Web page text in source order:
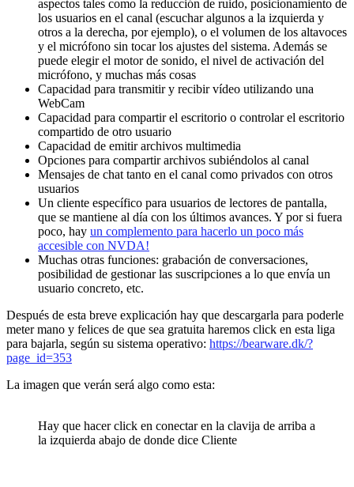
aspectos tales como la reducción de ruido, posicionamiento de
los usuarios en el canal (escuchar algunos a la izquierda y
otros a la derecha, por ejemplo), o el volumen de los altavoces
y el micrófono sin tocar los ajustes del sistema. Además se
puede elegir el motor de sonido, el nivel de activación del
micrófono, y muchas más cosas
Capacidad para transmitir y recibir vídeo utilizando una
WebCam
Capacidad para compartir el escritorio o controlar el escritorio
compartido de otro usuario
Capacidad de emitir archivos multimedia
Opciones para compartir archivos subiéndolos al canal
Mensajes de chat tanto en el canal como privados con otros
usuarios
Un cliente específico para usuarios de lectores de pantalla,
que se mantiene al día con los últimos avances. Y por si fuera
poco, hay un complemento para hacerlo un poco más
accesible con NVDA!
Muchas otras funciones: grabación de conversaciones,
posibilidad de gestionar las suscripciones a lo que envía un
usuario concreto, etc.
Después de esta breve explicación hay que descargarla para poderle
meter mano y felices de que sea gratuita haremos click en esta liga
para bajarla, según su sistema operativo: https://bearware.dk/?
page_id=353
La imagen que verán será algo como esta:
Hay que hacer click en conectar en la clavija de arriba a
la izquierda abajo de donde dice Cliente